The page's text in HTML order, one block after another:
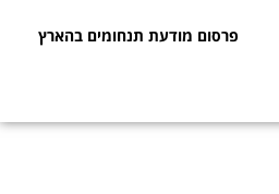
פרסום מודעת תנחומים בהארץ